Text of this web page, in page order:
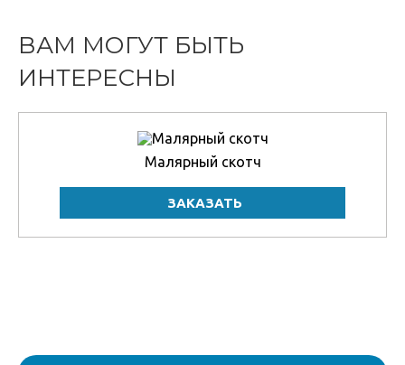
ВАМ МОГУТ БЫТЬ
ИНТЕРЕСНЫ
Малярный скотч